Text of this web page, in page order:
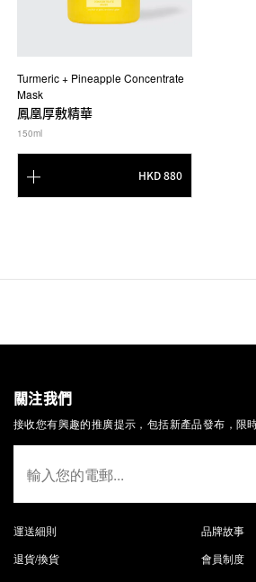
Turmeric + Pineapple Concentrate
Mask
鳳凰厚敷精華
150ml
HKD 880
關注我們
接收您有興趣的推廣提示，包括新產品發布，限
運送細則
退貨/換貨
品牌故事
會員制度